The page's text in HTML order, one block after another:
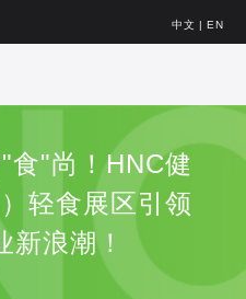
中文 | EN
食"尚！HNC健
轻食展区引领
新浪潮！